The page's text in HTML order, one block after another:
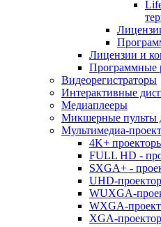
Лицензии и
Программные
Видеорегистраторы
Интерактивные
Медиаплееры
Микшерные пульты
Мультимедиа-
4K+
FULL HD -
SXGA+ -
UHD-
WUXGA-
WXGA-
XGA-